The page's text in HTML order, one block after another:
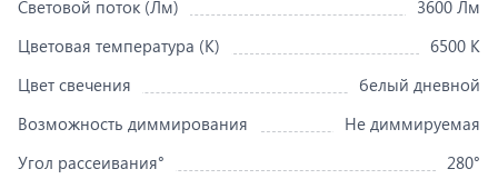
Световой поток (Лм)
3600 Лм
Цветовая температура (K)
6500 K
Цвет свечения
белый дневной
Возможность диммирования
Не диммируемая
Угол рассеивания°
280°